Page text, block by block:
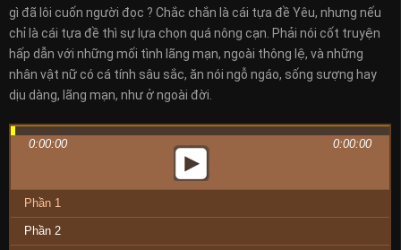
gì đã lôi cuốn người đọc ? Chắc chắn là cái tựa đề Yêu, nhưng nếu
chỉ là cái tựa đề thì sự lựa chọn quá nông cạn. Phải nói cốt truyện
hấp dẫn với những mối tình lãng mạn, ngoài thông lệ, và những
nhân vật nữ có cá tính sâu sắc, ăn nói ngỗ ngáo, sống sượng hay
dịu dàng, lãng mạn, như ở ngoài đời.
0:00:00 0:00:00
Phần 1
Phần 2